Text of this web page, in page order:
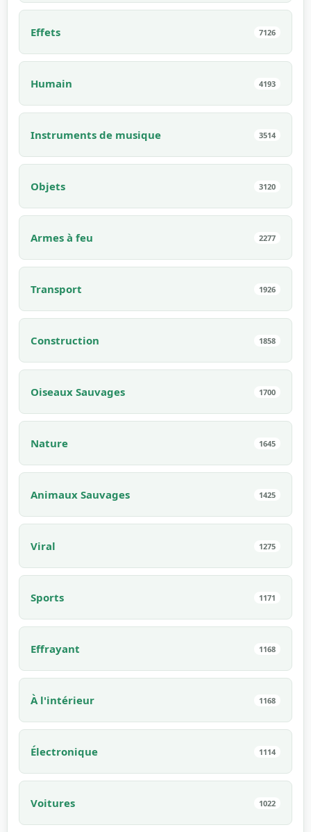
Effets 7126
Humain 4193
Instruments de musique 3514
Objets 3120
Armes à feu 2277
Transport 1926
Construction 1858
Oiseaux Sauvages 1700
Nature 1645
Animaux Sauvages 1425
Viral 1275
Sports 1171
Effrayant 1168
À l'intérieur 1168
Électronique 1114
Voitures 1022